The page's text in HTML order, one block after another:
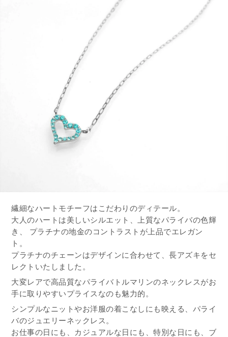
繊細なハートモチーフはこだわりのディテール。
大人のハートは美しいシルエット、上質なパライバの色輝
き、 プラチナの地金のコントラストが上品でエレガン
ト。
プラチナのチェーンはデザインに合わせて、長アズキをセ
レクトいたしました。
大変レアで高品質なパライバトルマリンのネックレスがお
手に取りやすいプライスなのも魅力的。
シンプルなニットやお洋服の着こなしにも映える、パライ
バのジュエリーネックレス。
お仕事の日にも、カジュアルな日にも、特別な日にも、ブ